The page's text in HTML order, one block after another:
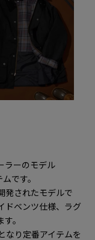
ラーのモデル
です。
発されたモデルで
ドベンツ仕様、ラグ
。
なり定番アイテムを